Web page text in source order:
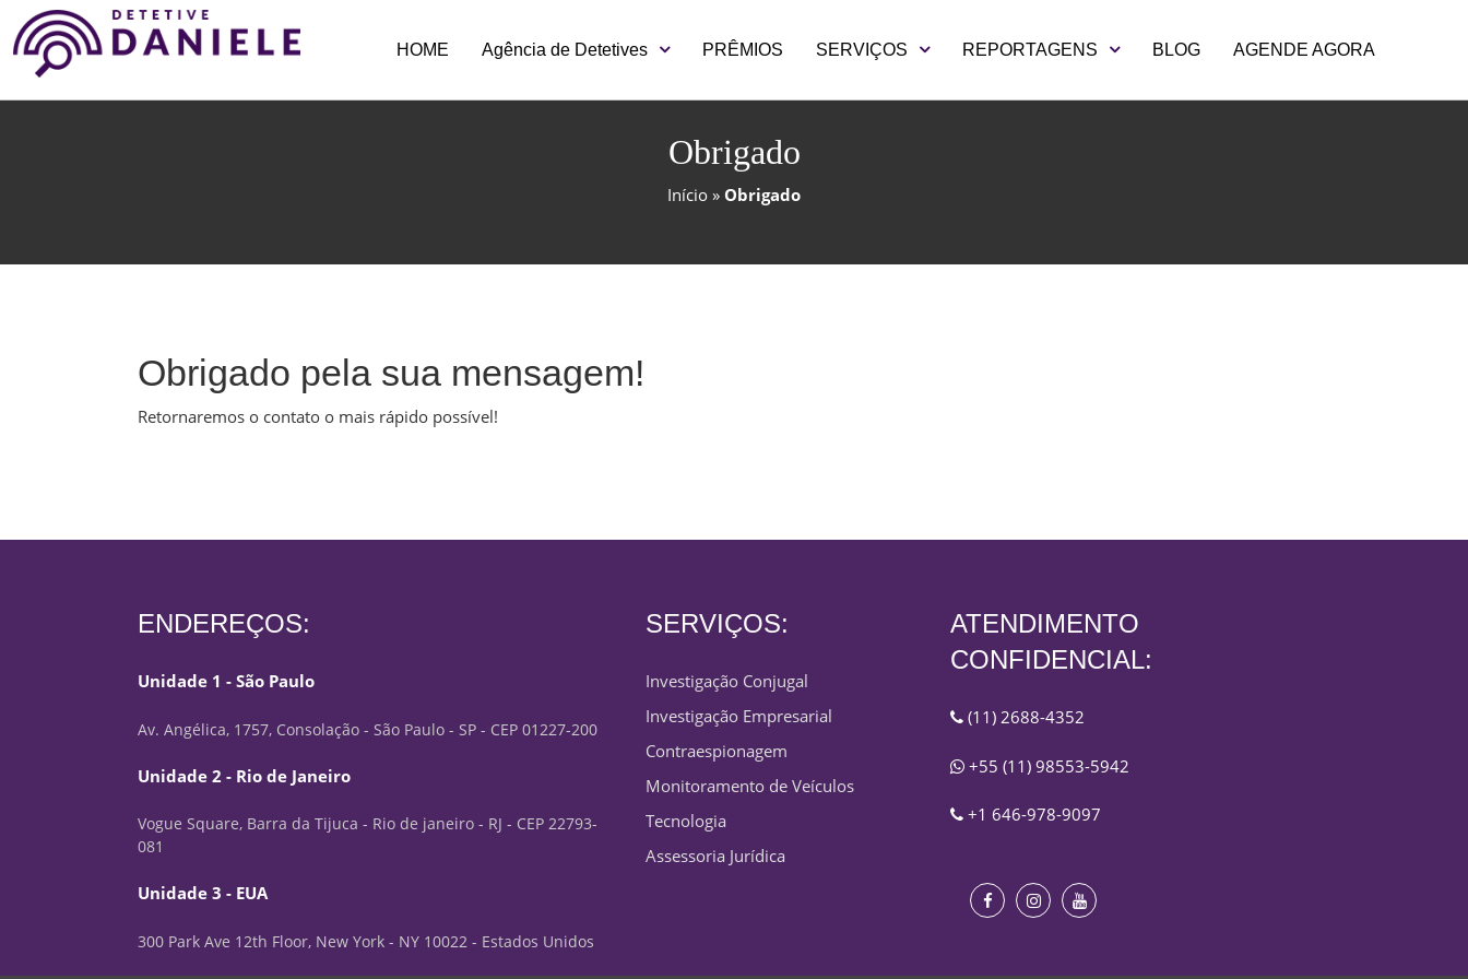
HOME Agência de Detetives PRÊMIOS SERVIÇOS REPORTAGENS BLOG AGENDE AGORA
Obrigado
Início » Obrigado
Obrigado pela sua mensagem!
Retornaremos o contato o mais rápido possível!
ENDEREÇOS:
Unidade 1 - São Paulo
Av. Angélica, 1757, Consolação - São Paulo - SP - CEP 01227-200
Unidade 2 - Rio de Janeiro
Vogue Square, Barra da Tijuca - Rio de janeiro - RJ - CEP 22793-
081
Unidade 3 - EUA
300 Park Ave 12th Floor, New York - NY 10022 - Estados Unidos
SERVIÇOS:
Investigação Conjugal
Investigação Empresarial
Contraespionagem
Monitoramento de Veículos
Tecnologia
Assessoria Jurídica
ATENDIMENTO
CONFIDENCIAL:
(11) 2688-4352
+55 (11) 98553-5942
+1 646-978-9097